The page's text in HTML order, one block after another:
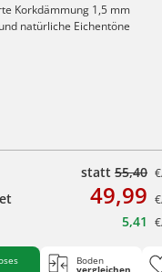
Korkdämmung 1,5 mm
natürliche Eichentöne
statt 55,40
49,99
5,41
Boden
vergleichen